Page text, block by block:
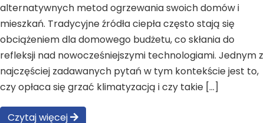
alternatywnych metod ogrzewania swoich domów i
mieszkań. Tradycyjne źródła ciepła często stają się
obciążeniem dla domowego budżetu, co skłania do
refleksji nad nowocześniejszymi technologiami. Jednym z
najczęściej zadawanych pytań w tym kontekście jest to,
czy opłaca się grzać klimatyzacją i czy takie […]
Czytaj więcej